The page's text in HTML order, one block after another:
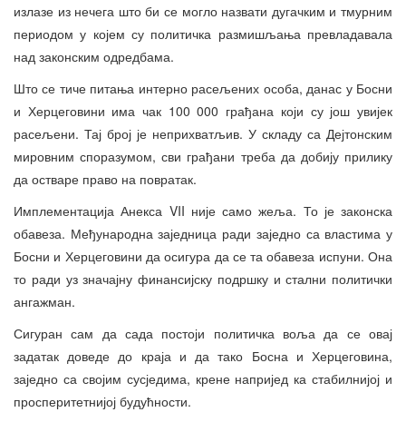
излазе из нечега што би се могло назвати дугачким и тмурним
периодом у којем су политичка размишљања превладавала
над законским одредбама.
Што се тиче питања интерно расељених особа, данас у Босни
и Херцеговини има чак 100 000 грађана који су још увијек
расељени. Тај број је неприхватљив. У складу са Дејтонским
мировним споразумом, сви грађани треба да добију прилику
да остваре право на повратак.
Имплементација Анекса VII није само жеља. То је законска
обавеза. Међународна заједница ради заједно са властима у
Босни и Херцеговини да осигура да се та обавеза испуни. Она
то ради уз значајну финансијску подршку и стални политички
ангажман.
Сигуран сам да сада постоји политичка воља да се овај
задатак доведе до краја и да тако Босна и Херцеговина,
заједно са својим сусједима, крене напријед ка стабилнијој и
просперитетнијој будућности.